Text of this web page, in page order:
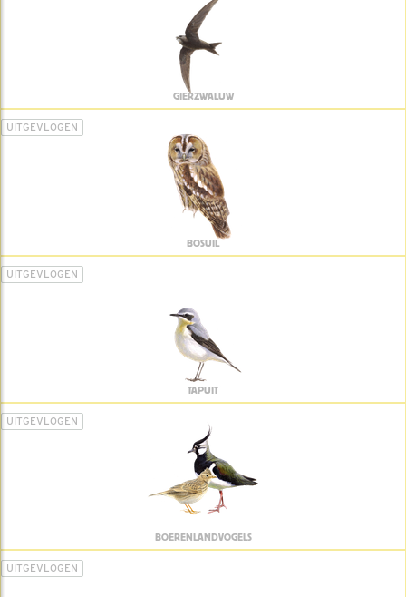
GIERZWALUW
UITGEVLOGEN
BOSUIL
UITGEVLOGEN
TAPUIT
UITGEVLOGEN
BOERENLANDVOGELS
UITGEVLOGEN